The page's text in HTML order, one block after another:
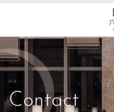
Contact